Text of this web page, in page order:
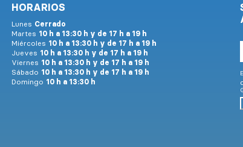
HORARIOS
Lunes Cerrado
Martes 10 h a 13:30 h y de 17 h a 19 h
Miércoles 10 h a 13:30 h y de 17 h a 19 h
Jueves 10 h a 13:30 h y de 17 h a 19 h
Viernes 10 h a 13:30 h y de 17 h a 19 h
Sábado 10 h a 13:30 h y de 17 h a 19 h
Domingo 10 h a 13:30 h